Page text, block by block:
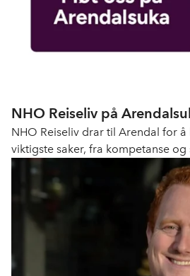
NHO Reiseliv på
NHO Reiseliv drar til Arendal for
viktigste saker, fra kompetanse
og rammevilkår.